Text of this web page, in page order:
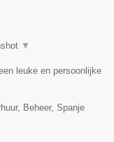
▼
leuke en persoonlijke
Beheer, Spanje